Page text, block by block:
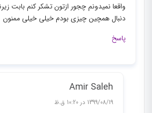
واقعا نمیدونم چجور ازتون تشکر کنم بابت
دنبال همچین چیزی بودم خیلی خیلی ممنون
پاسخ
Amir Saleh
1399/08/19 در 10:20 ق.ظ